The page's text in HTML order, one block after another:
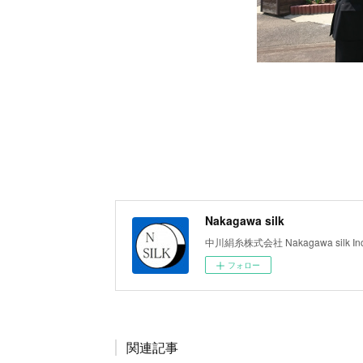
Nakagawa silk
中川絹糸株式会社 Nakagawa silk
フォロー
関連記事